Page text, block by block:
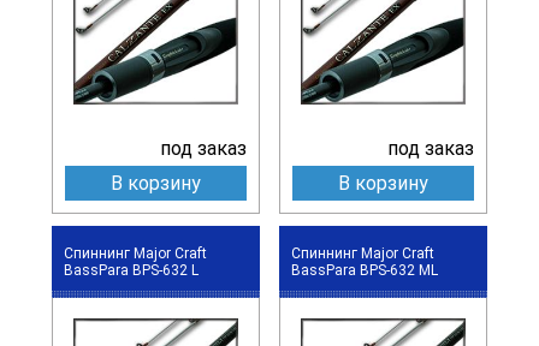
под заказ
В корзину
под заказ
В корзину
Спиннинг Major Craft
BassPara BPS-632 L
Спиннинг Major Craft
BassPara BPS-632 ML